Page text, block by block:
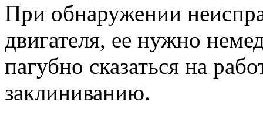
При обнаружении
двигателя, ее нужно
пагубно сказаться на
заклиниванию.